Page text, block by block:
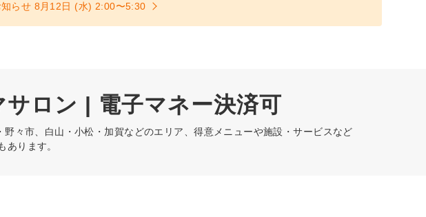
らせ 8月12日 (水) 2:00〜5:30
ロン | 電子マネー決済可
々市、白山・小松・加賀などのエリア、得意メニューや施設・サービスなど
ります。